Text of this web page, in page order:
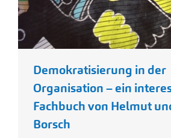
Demokratisierung in der
Organisation – ein
Fachbuch von Helmut
Borsch